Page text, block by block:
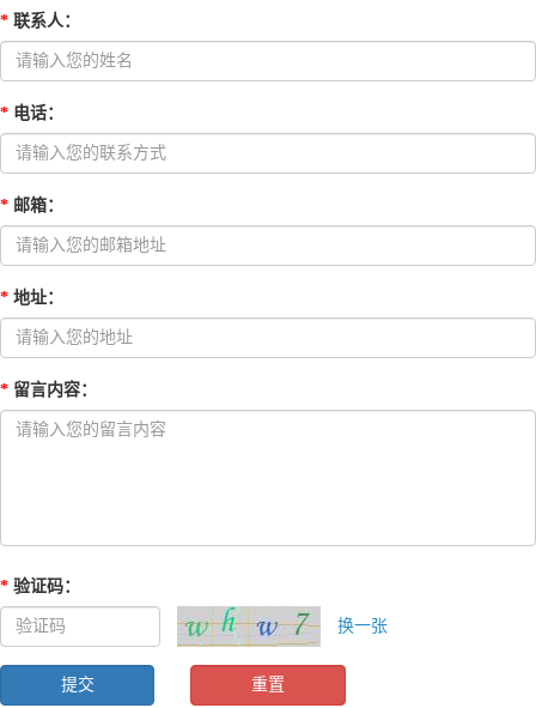
* 联系人：
* 电话：
* 邮箱：
* 地址：
* 留言内容：
* 验证码：
换一张